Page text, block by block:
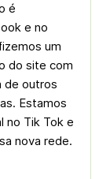
é
e no
um
do site com
de outros
Estamos
no Tik Tok e
nova rede.